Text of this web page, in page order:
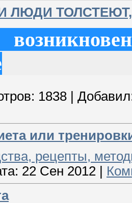
ЛЮДИ ТОЛСТЕЮТ,
1838
или
рецепты,
22 Сен 2012